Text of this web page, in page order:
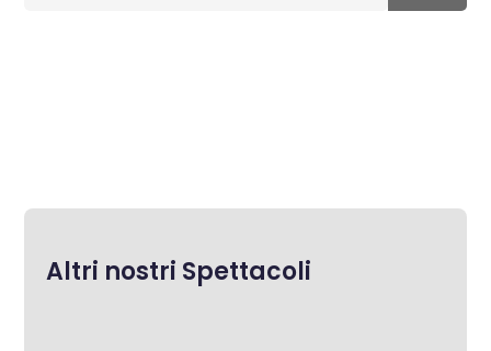
Altri nostri Spettacoli